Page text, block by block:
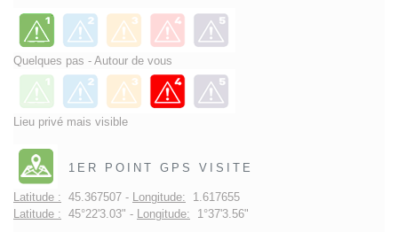
Quelques pas - Autour de vous
Lieu privé mais visible
1ER POINT GPS VISITE
Latitude : 45.367507 - Longitude: 1.617655
Latitude : 45°22'3.03" - Longitude: 1°37'3.56"